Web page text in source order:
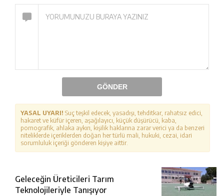
GÖNDER
YASAL UYARI! Suç teşkil edecek, yasadışı, tehditkar, rahatsız edici,
hakaret ve küfür içeren, aşağılayıcı, küçük düşürücü, kaba,
pornografik, ahlaka aykırı, kişilik haklarına zarar verici ya da benzeri
niteliklerde içeriklerden doğan her türlü mali, hukuki, cezai, idari
sorumluluk içeriği gönderen kişiye aittir.
Geleceğin Üreticileri Tarım
Teknolojileriyle Tanışıyor